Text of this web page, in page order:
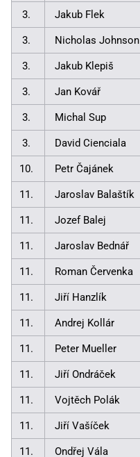
3. Jakub Flek
3. Nicholas Johnson
3. Jakub Klepiš
3. Jan Kovář
3. Michal Sup
3. David Cienciala
10. Petr Čajánek
11. Jaroslav Balaštík
11. Jozef Balej
11. Jaroslav Bednář
11. Roman Červenka
11. Jiří Hanzlík
11. Andrej Kollár
11. Peter Mueller
11. Jiří Ondráček
11. Vojtěch Polák
11. Jiří Vašíček
11. Ondřej Vála